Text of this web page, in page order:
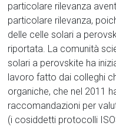
particolare rilevanza
particolare rilevanza,
delle celle solari a
riportata. La comunità
solari a perovskite ha
lavoro fatto dai colleghi
organiche, che nel 2011
raccomandazioni per
(i cosiddetti protocolli